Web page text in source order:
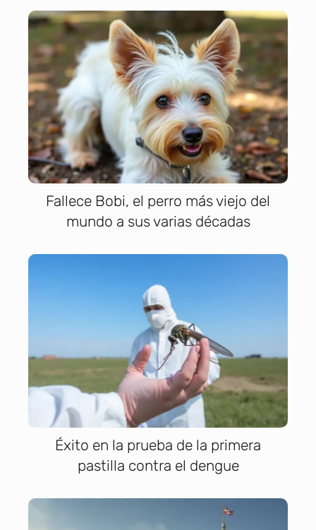
Fallece Bobi, el perro más viejo del
mundo a sus varias décadas
Éxito en la prueba de la primera
pastilla contra el dengue